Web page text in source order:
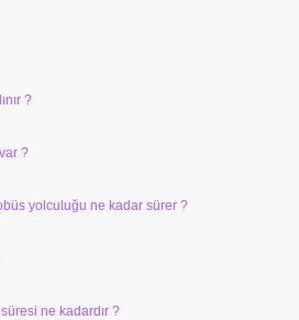
?
?
yolculuğu ne kadar sürer ?
süresi ne kadardır ?